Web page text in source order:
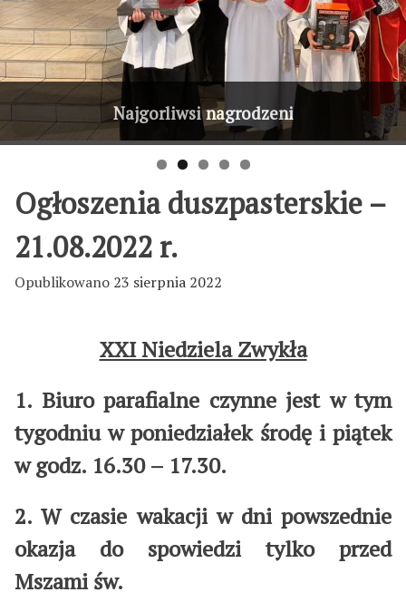
Zapisy na pieszą pielgrzymkę
Najgorliwsi nagrodzeni
TRYB WAKACYJNY PARAFII OD 1 LIPCA
5-dniowa wycieczka LSO
OAZA DOROSŁYCH ZAKOŃCZYŁA
ROK FORMACJI
Ogłoszenia duszpasterskie –
21.08.2022 r.
Opublikowano 23 sierpnia 2022
XXI Niedziela Zwykła
1. Biuro parafialne czynne jest w tym
tygodniu w poniedziałek środę i piątek
w godz. 16.30 – 17.30.
2. W czasie wakacji w dni powszednie
okazja do spowiedzi tylko przed
Mszami św.